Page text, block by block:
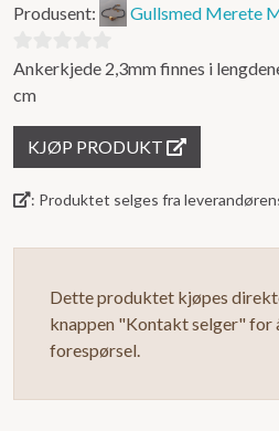
Produsent: Gullsmed Merete
0
ut
Ankerkjede 2,3mm finnes i
cm
KJØP PRODUKT
: Produktet selges fra
Dette produktet kjøpes
knappen "Kontakt selger" for
forespørsel.